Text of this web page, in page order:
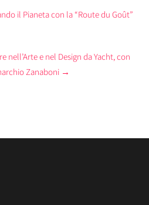
il Pianeta con la “Route du Goût”
nell’Arte e nel Design da Yacht, con
Zanaboni →